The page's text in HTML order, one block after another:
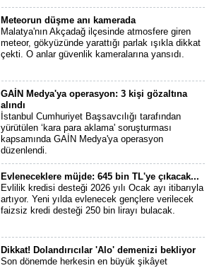
Meteorun düşme anı kamerada
Malatya'nın Akçadağ ilçesinde atmosfere giren
meteor, gökyüzünde yarattığı parlak ışıkla dikkat
çekti. O anlar güvenlik kameralarına yansıdı.
GAİN Medya'ya operasyon: 3 kişi gözaltına
alındı
İstanbul Cumhuriyet Başsavcılığı tarafından
yürütülen ‘kara para aklama' soruşturması
kapsamında GAİN Medya'ya operasyon
düzenlendi.
Evleneceklere müjde: 645 bin TL'ye çıkacak...
Evlilik kredisi desteği 2026 yılı Ocak ayı itibarıyla
artıyor. Yeni yılda evlenecek gençlere verilecek
faizsiz kredi desteği 250 bin lirayı bulacak.
Dikkat! Dolandırıcılar 'Alo' demenizi bekliyor
Son dönemde herkesin en büyük şikâyet